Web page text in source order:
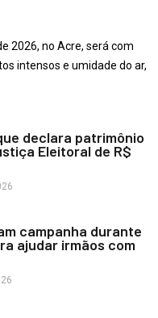
2026, no Acre, será com
intensos e umidade do ar,
declara patrimônio
Eleitoral de R$
campanha durante
ajudar irmãos com